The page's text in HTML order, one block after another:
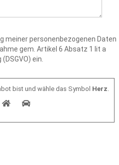
meiner personenbezogenen Daten
gem. Artikel 6 Absatz 1 lit a
ein.
bist und wähle das Symbol Herz.